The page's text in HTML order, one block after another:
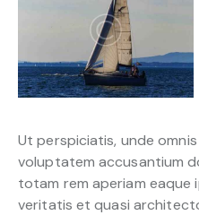
Ut perspiciatis, unde
voluptatem accusantium
totam rem aperiam eaque
veritatis et quasi